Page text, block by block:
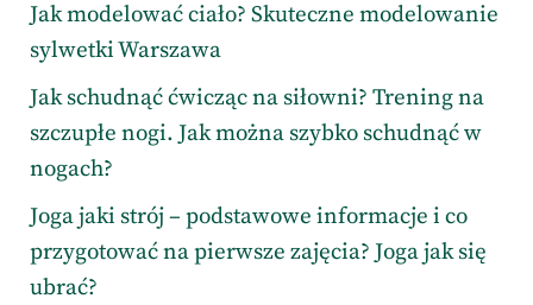
Jak modelować ciało? Skuteczne modelowanie
sylwetki Warszawa
Jak schudnąć ćwicząc na siłowni? Trening na
szczupłe nogi. Jak można szybko schudnąć w
nogach?
Joga jaki strój – podstawowe informacje i co
przygotować na pierwsze zajęcia? Joga jak się
ubrać?